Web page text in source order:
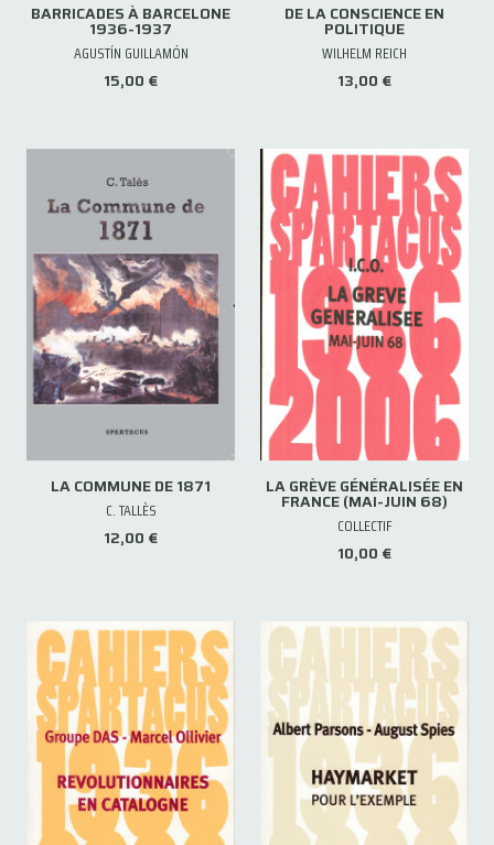
BARRICADES À BARCELONE
1936-1937
AGUSTÍN GUILLAMÓN
15,00 €
DE LA CONSCIENCE EN
POLITIQUE
WILHELM REICH
13,00 €
LA COMMUNE DE 1871
C. TALLÈS
12,00 €
LA GRÈVE GÉNÉRALISÉE EN
FRANCE (MAI-JUIN 68)
COLLECTIF
10,00 €